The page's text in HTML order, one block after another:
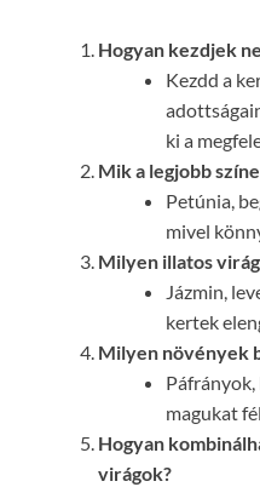
Hogyan kezdjek
Kezdd a
ki a
Mik a legjobb
Petúnia,
mivel
Milyen illatos
Jázmin,
kertek
Milyen növények
magukat
Hogyan
virágok?